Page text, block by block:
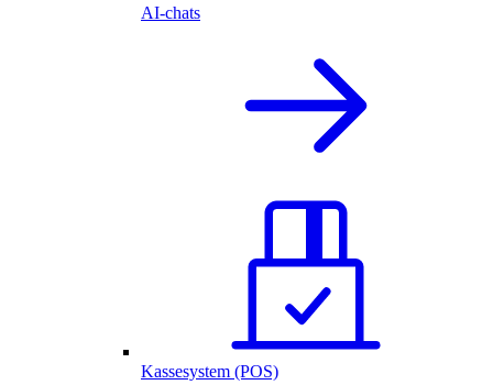
AI-chats
Kassesystem (POS)